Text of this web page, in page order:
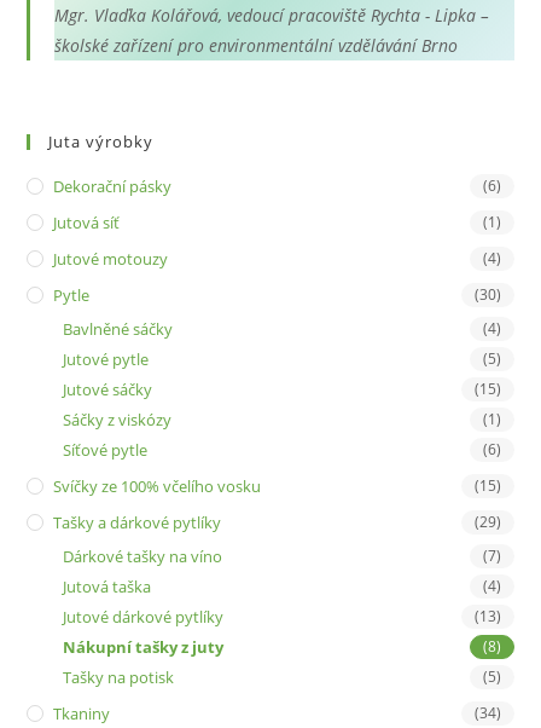
Mgr. Vlaďka Kolářová, vedoucí pracoviště Rychta - Lipka –
školské zařízení pro environmentální vzdělávání Brno
Juta výrobky
Dekorační pásky (6)
Jutová síť (1)
Jutové motouzy (4)
Pytle (30)
Bavlněné sáčky (4)
Jutové pytle (5)
Jutové sáčky (15)
Sáčky z viskózy (1)
Síťové pytle (6)
Svíčky ze 100% včelího vosku (15)
Tašky a dárkové pytlíky (29)
Dárkové tašky na víno (7)
Jutová taška (4)
Jutové dárkové pytlíky (13)
Nákupní tašky z juty (8)
Tašky na potisk (5)
Tkaniny (34)